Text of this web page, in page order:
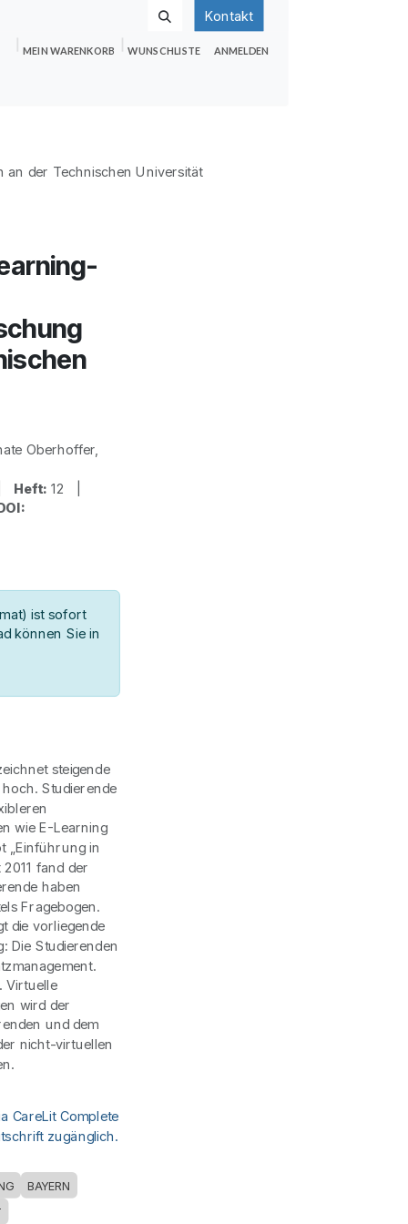
Kontakt
MEIN WARENKORB WUNSCHLISTE ANMELDEN
der Technischen Universität
Oberhoffer,
Heft: 12 |
ist sofort
können Sie in
steigende
Studierende
wie E-Learning
„Einführung in
fand der
haben
Fragebogen.
die vorliegende
Die Studierenden
Virtuelle
wird der
und dem
nicht-virtuellen
CareLit Complete
zugänglich.
BAYERN